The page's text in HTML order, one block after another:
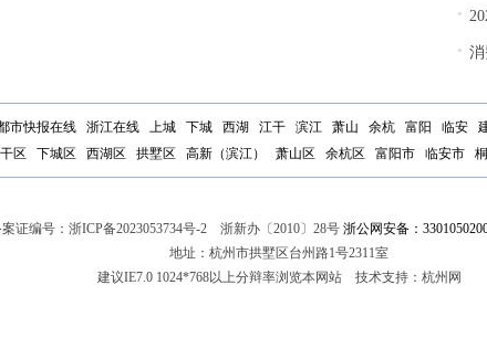
·
· 消
市快报在线 浙江在线 上城 下城 西湖 江干 滨江 萧山 余杭 富阳 临安
区 下城区 西湖区 拱墅区 高新（滨江） 萧山区 余杭区 富阳市 临安市
证编号： 浙ICP备2023053734号-2 浙新办〔2010〕28号 浙公网安备：
地址：杭州市拱墅区台州路1号2311室
建议IE7.0 1024*768以上分辩率浏览本网站 技术支持：杭州网